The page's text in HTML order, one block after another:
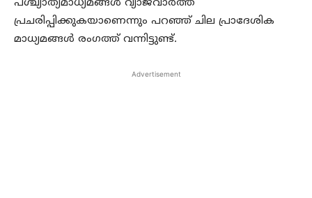
പശ്ച്യാത്യമാധ്യമങ്ങള്‍ വ്യാജവാര്‍ത്ത
പ്രചരിപ്പിക്കുകയാണെന്നും പറഞ്ഞ് ചില പ്രാദേശിക
മാധ്യമങ്ങള്‍ രംഗത്ത് വന്നിട്ടുണ്ട്.
Advertisement